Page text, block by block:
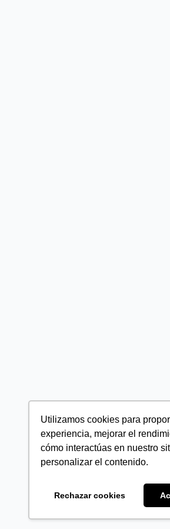
Utilizamos cookies para
experiencia, mejorar el
cómo interactúas en nuestro
personalizar el contenido.
Rechazar cookies